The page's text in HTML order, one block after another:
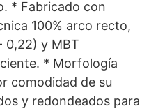
* Fabricado con
100% arco recto,
0,22) y MBT
* Morfología
comodidad de su
y redondeados para